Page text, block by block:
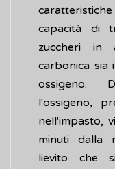
capacità di
zuccheri in
carbonica sia
ossigeno.
l'ossigeno,
nell'impasto,
minuti dalla
lievito che